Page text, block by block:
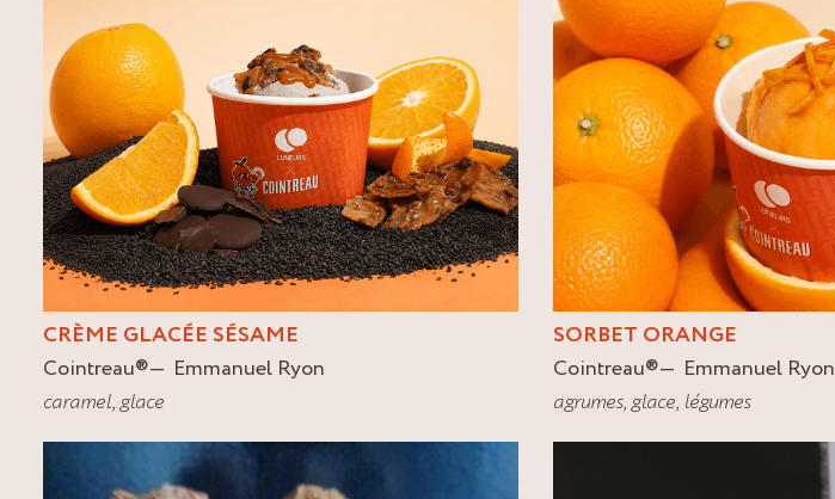
CRÈME GLACÉE SÉSAME
Cointreau®
Emmanuel Ryon
caramel,glace
SORBET ORANGE
Cointreau®
Emmanuel Ryon
agrumes,glace, légumes